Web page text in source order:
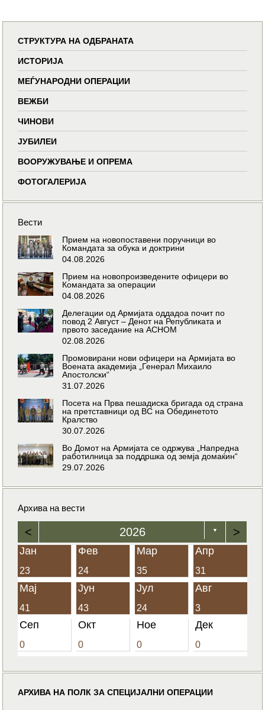
СТРУКТУРА НА ОДБРАНАТА
ИСТОРИЈА
МЕЃУНАРОДНИ ОПЕРАЦИИ
ВЕЖБИ
ЧИНОВИ
ЈУБИЛЕИ
ВООРУЖУВАЊЕ И ОПРЕМА
ФОТОГАЛЕРИЈА
Вести
Прием на новопоставени поручници во
Командата за обука и доктрини
04.08.2026
Прием на новопроизведените офицери во
Командата за операции
04.08.2026
Делегации од Армијата оддадоа почит по
повод 2 Август – Денот на Републиката и
првото заседание на АСНОМ
02.08.2026
Промовирани нови офицери на Армијата во
Воената академија „Генерал Михаило
Апостолски“
31.07.2026
Посета на Прва пешадиска бригада од страна
на претставници од ВС на Обединетото
Кралство
30.07.2026
Во Домот на Армијата се одржува „Напредна
работилница за поддршка од земја домаќин“
29.07.2026
Архива на вести
< 2026 ▼ >
Јан
23
Фев
24
Мар
35
Апр
31
Мај
41
Јун
43
Јул
24
Авг
3
Сеп
0
Окт
0
Ное
0
Дек
0
АРХИВА НА ПОЛК ЗА СПЕЦИЈАЛНИ ОПЕРАЦИИ